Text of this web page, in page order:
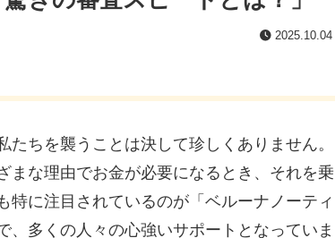
2025.10.04
ちを襲うことは決して珍しくありません。
まな理由でお金が必要になるとき、それを乗
特に注目されているのが「ベルーナノーティ
多くの人々の心強いサポートとなっていま